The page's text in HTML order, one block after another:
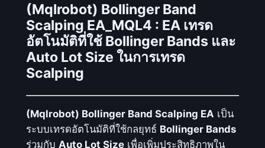
t
)
B
o
l
i
n
g
e
(Mqlrobot) Bollinger Band
Scalping EA_MQL4 : EA เทรด
อัตโนมัติที่ใช้ Bollinger Bands และ
Auto Lot Size ในการเทรด
Scalping
(Mqlrobot) Bollinger Band Scalping EA เป็น
ระบบเทรดอัตโนมัติที่ใช้กลยุทธ์ Bollinger Bands
ร่วมกับ Auto Lot Sizeเพื่อเพิ่มประสิทธิภาพใน